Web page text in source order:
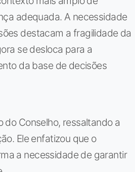
adequada. A necessidade
destacam a fragilidade da
se desloca para a
da base de decisões
Conselho, ressaltando a
Ele enfatizou que o
a necessidade de garantir